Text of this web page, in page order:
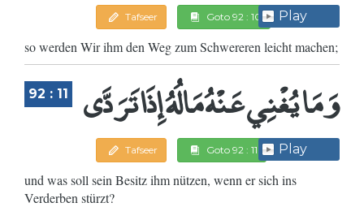
Tafseer Goto 92 : 10 Play
so werden Wir ihm den Weg zum Schwereren leicht machen;
92 : 11 وَمَا يُغْنِي عَنْهُ مَالُهُ إِذَا تَرَدَّى
Tafseer Goto 92 : 11 Play
und was soll sein Besitz ihm nützen, wenn er sich ins
Verderben stürzt?